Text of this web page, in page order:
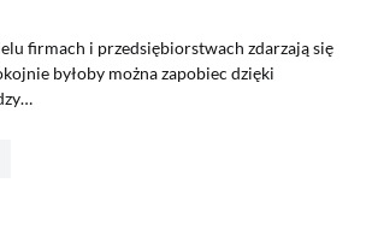
firmach i przedsiębiorstwach zdarzają się
byłoby można zapobiec dzięki